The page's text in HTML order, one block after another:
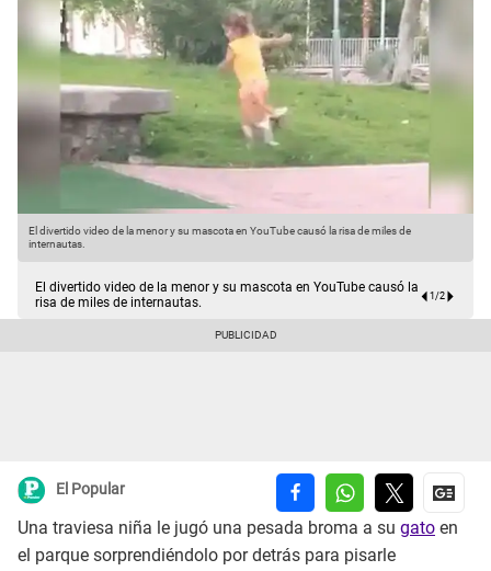
El divertido video de la menor y su mascota en YouTube causó la risa de miles de
internautas.
El divertido video de la menor y su mascota en YouTube causó la
risa de miles de internautas.
1/2
El Popular
Una traviesa niña le jugó una pesada broma a su gato en
el parque sorprendiéndolo por detrás para pisarle